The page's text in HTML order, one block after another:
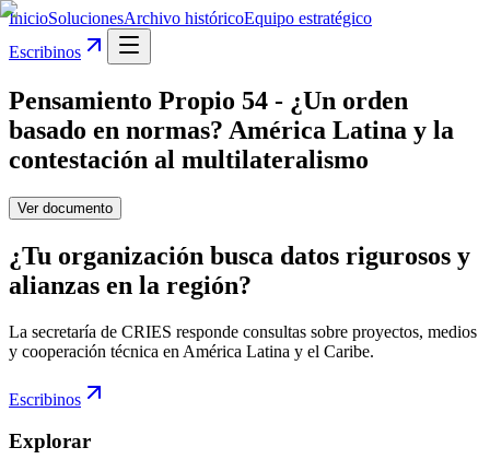
InicioSolucionesArchivo históricoEquipo estratégico
Escribinos
Pensamiento Propio 54 - ¿Un orden
basado en normas? América Latina y la
contestación al multilateralismo
Ver documento
¿Tu organización busca datos rigurosos y
alianzas en la región?
La secretaría de CRIES responde consultas sobre proyectos, medios
y cooperación técnica en América Latina y el Caribe.
Escribinos
Explorar